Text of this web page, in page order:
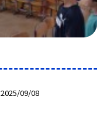
2025/09/08